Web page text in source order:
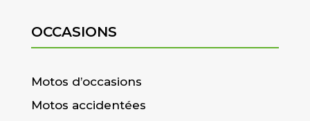
OCCASIONS
Motos d’occasions
Motos accidentées